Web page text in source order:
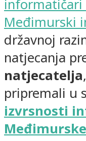
informatičari
Međimurski
državnoj
natjecanja
natjecatelja
pripremali u
izvrsnosti